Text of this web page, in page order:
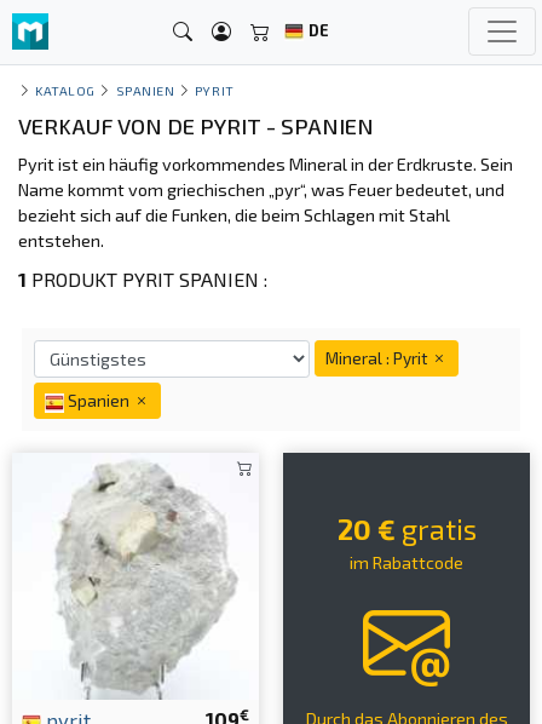
DE
KATALOG SPANIEN PYRIT
VERKAUF VON DE PYRIT - SPANIEN
Pyrit ist ein häufig vorkommendes Mineral in der Erdkruste. Sein
Name kommt vom griechischen „pyr“, was Feuer bedeutet, und
bezieht sich auf die Funken, die beim Schlagen mit Stahl
entstehen.
1 PRODUKT PYRIT SPANIEN :
Mineral : Pyrit
Spanien
109€
pyrit
20 € gratis
im Rabattcode
Durch das Abonnieren des